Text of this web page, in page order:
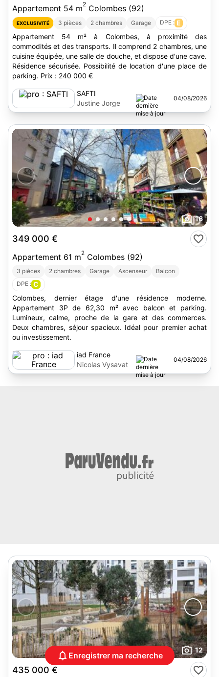
Appartement 54 m2 Colombes (92)
EXCLUSIVITÉ 3 pièces 2 chambres Garage DPE : E
Appartement 54 m² à Colombes, à proximité des
commodités et des transports. Il comprend 2 chambres, une
cuisine équipée, une salle de douche, et dispose d'une cave.
Résidence sécurisée. Possibilité de location d'une place de
parking. Prix : 240 000 €
SAFTI
Justine Jorge
04/08/2026
16
349 000 €
Appartement 61 m2 Colombes (92)
3 pièces 2 chambres Garage Ascenseur
Balcon
DPE : C
Colombes, dernier étage d'une résidence moderne.
Appartement 3P de 62,30 m² avec balcon et parking.
Lumineux, calme, proche de la gare et des commerces.
Deux chambres, séjour spacieux. Idéal pour premier achat
ou investissement.
iad France
Nicolas Vysavat
04/08/2026
12
435 000 €
Enregistrer ma recherche